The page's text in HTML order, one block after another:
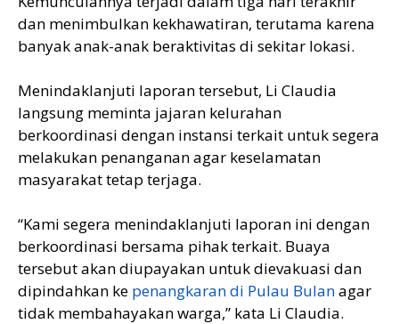
dan menimbulkan kekhawatiran, terutama karena
banyak anak-anak beraktivitas di sekitar lokasi.
Menindaklanjuti laporan tersebut, Li Claudia
langsung meminta jajaran kelurahan
berkoordinasi dengan instansi terkait untuk segera
melakukan penanganan agar keselamatan
masyarakat tetap terjaga.
“Kami segera menindaklanjuti laporan ini dengan
berkoordinasi bersama pihak terkait. Buaya
tersebut akan diupayakan untuk dievakuasi dan
dipindahkan ke penangkaran di Pulau Bulanagar
tidak membahayakan warga,” kata Li Claudia.